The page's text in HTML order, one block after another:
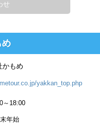
せ
め
かもめ
yakkan_top.php
～18:00
年始